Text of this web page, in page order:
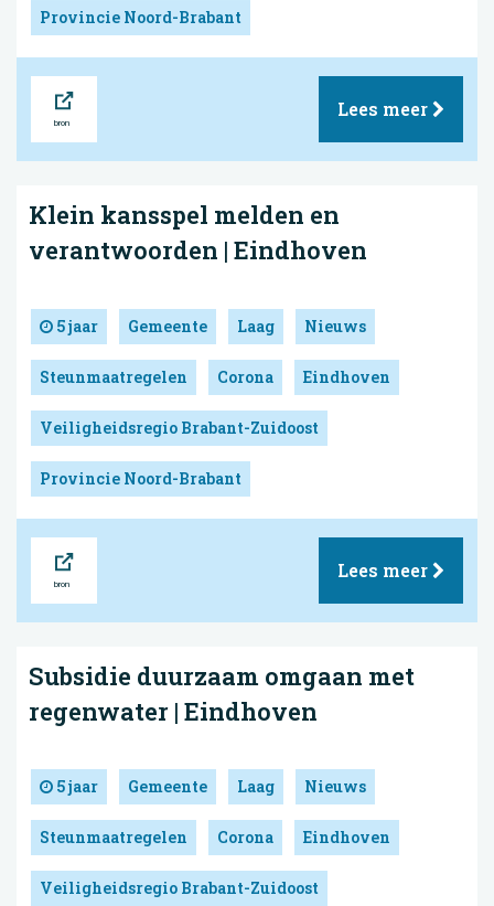
Provincie Noord-Brabant
Lees meer
Klein kansspel melden en
verantwoorden | Eindhoven
5 jaar Gemeente Laag Nieuws
Steunmaatregelen Corona Eindhoven
Veiligheidsregio Brabant-Zuidoost
Provincie Noord-Brabant
Lees meer
Subsidie duurzaam omgaan met
regenwater | Eindhoven
5 jaar Gemeente Laag Nieuws
Steunmaatregelen Corona Eindhoven
Veiligheidsregio Brabant-Zuidoost